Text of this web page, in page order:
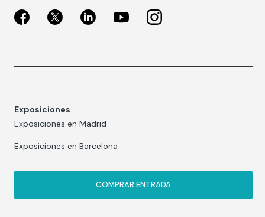
Exposiciones
Exposiciones en Madrid
Exposiciones en Barcelona
COMPRAR ENTRADA